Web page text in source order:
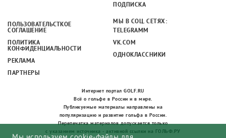
ПОДПИСКА
ПОЛЬЗОВАТЕЛЬСТКОЕ
СОГЛАШЕНИЕ
ПОЛИТИКА
КОНФИДЕНЦИАЛЬНОСТИ
РЕКЛАМА
ПАРТНЕРЫ
МЫ В СОЦ. СЕТЯХ:
TELEGRAMM
VK.COM
ОДНОКЛАССНИКИ
Интернет портал GOLF.RU
Всё о гольфе в России и в мире.
Публикуемые материалы направлены на
популяризацию и развитие гольфа в России.
Перепечатка материалов допускается только
с указанием источника - активной ссылки на ГОЛЬФ.РУ